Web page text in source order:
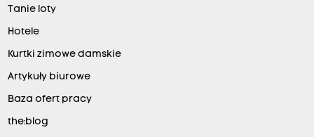
Tanie loty
Hotele
Kurtki zimowe damskie
Artykuły biurowe
Baza ofert pracy
the:blog